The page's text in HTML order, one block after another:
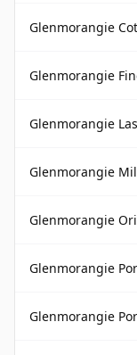
Glenmorangie
Glenmorangie
Glenmorangie
Glenmorangie
Glenmorangie
Glenmorangie
Glenmorangie